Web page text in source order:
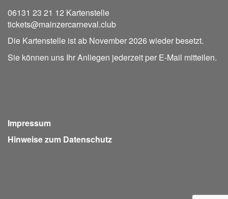
06131 23 21 12 Kartenstelle
tickets@mainzercarneval.club
Die Kartenstelle ist ab November 2026 wieder besetzt.
Sie können uns Ihr Anliegen jederzeit per E-Mail mitteilen.
Impressum
Hinweise zum Datenschutz